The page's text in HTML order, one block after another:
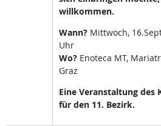
willkommen.
Wann?Mittwoch,
Uhr
Wo?Enoteca MT,
Graz
Eine Veranstaltung des
für den 11. Bezirk.